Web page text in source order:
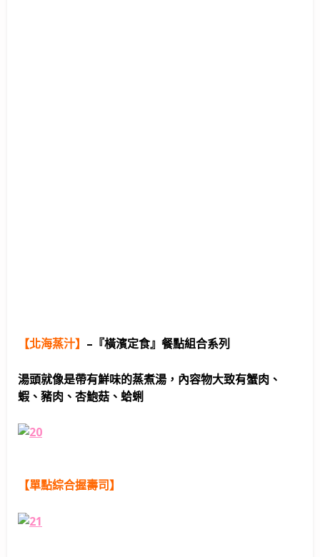
【北海蒸汁】 – 『橫濱定食』餐點組合系列
湯頭就像是帶有鮮味的蒸煮湯，內容物大致有蟹肉、
蝦、豬肉、杏鮑菇、蛤蜊
【單點綜合握壽司】